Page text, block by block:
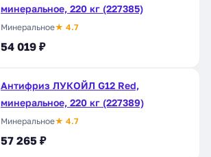
минеральное, 220 кг (227385)
Минеральное★ 4.7
54 019 ₽
Антифриз ЛУКОЙЛ G12 Red,
минеральное, 220 кг (227389)
Минеральное★ 4.7
57 265 ₽